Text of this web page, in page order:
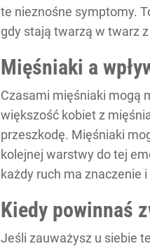
te nieznośne symptomy.
gdy stają twarzą w twarz
Mięśniaki a
Czasami mięśniaki mogą
większość kobiet z
przeszkodę. Mięśniaki
kolejnej warstwy do tej
każdy ruch ma znaczenie
Kiedy powinnaś
Jeśli zauważysz u siebie